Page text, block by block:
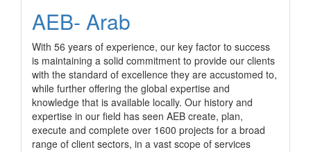
AEB- Arab
With 56 years of experience, our key factor to success
is maintaining a solid commitment to provide our clients
with the standard of excellence they are accustomed to,
while further offering the global expertise and
knowledge that is available locally. Our history and
expertise in our field has seen AEB create, plan,
execute and complete over 1600 projects for a broad
range of client sectors, in a vast scope of services